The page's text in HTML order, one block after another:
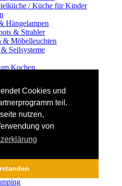
Cookies und
teil.
nutzen,
von
/ Küche für Kinder
Hängelampen
& Strahler
& Möbelleuchten
Seilsysteme
Kochen
& -ständer
& Haushalt